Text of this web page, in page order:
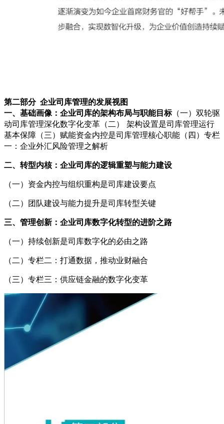
第二部分 企业司库管理的发展视图
一、基础画像：企业司库的架构布局与职能目标（一）双轮驱
动司库管理深化数字化变革（二） 架构设置是司库管理运行
基本保障（三）赋能资金内控是司库管理核心职能（四）专栏
一：企业外汇风险管理之解析
二、转型内核：企业司库的逻辑重塑与能力建设
（一）资金内控与组织重构是司库建设要点
（二）团队建设与能力提升是司库转型关键
三、管理创新：企业司库数字化转型的进阶之路
（一）持续创新是司库数字化的必由之路
（二）专栏二：打通数据，推动业财融合
（三）专栏三：供应链金融的数字化变革